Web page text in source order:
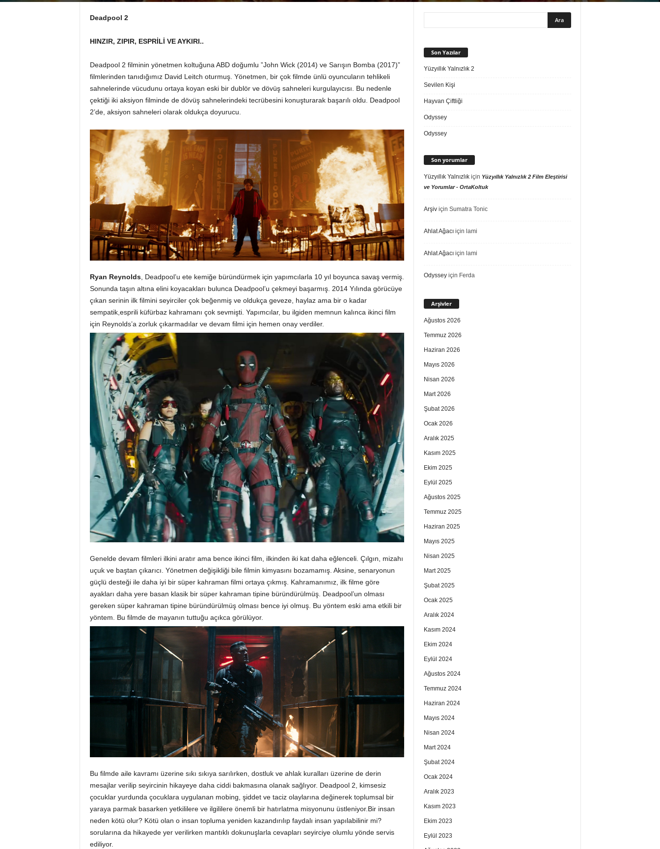
Deadpool 2
HINZIR, ZIPIR, ESPRİLİ VE AYKIRI..
Deadpool 2 filminin yönetmen koltuğuna ABD doğumlu ”John Wick (2014) ve Sarışın Bomba (2017)”
filmlerinden tanıdığımız David Leitch oturmuş. Yönetmen, bir çok filmde ünlü oyuncuların tehlikeli
sahnelerinde vücudunu ortaya koyan eski bir dublör ve dövüş sahneleri kurgulayıcısı. Bu nedenle
çektiği iki aksiyon filminde de dövüş sahnelerindeki tecrübesini konuşturarak başarılı oldu. Deadpool
2’de, aksiyon sahneleri olarak oldukça doyurucu.
Ryan Reynolds, Deadpool’u ete kemiğe büründürmek için yapımcılarla 10 yıl boyunca savaş vermiş.
Sonunda taşın altına elini koyacakları bulunca Deadpool’u çekmeyi başarmış. 2014 Yılında görücüye
çıkan serinin ilk filmini seyirciler çok beğenmiş ve oldukça geveze, haylaz ama bir o kadar
sempatik,esprili küfürbaz kahramanı çok sevmişti. Yapımcılar, bu ilgiden memnun kalınca ikinci film
için Reynolds’a zorluk çıkarmadılar ve devam filmi için hemen onay verdiler.
Genelde devam filmleri ilkini aratır ama bence ikinci film, ilkinden iki kat daha eğlenceli. Çılgın, mizahı
uçuk ve baştan çıkarıcı. Yönetmen değişikliği bile filmin kimyasını bozamamış. Aksine, senaryonun
güçlü desteği ile daha iyi bir süper kahraman filmi ortaya çıkmış. Kahramanımız, ilk filme göre
ayakları daha yere basan klasik bir süper kahraman tipine büründürülmüş. Deadpool’un olması
gereken süper kahraman tipine büründürülmüş olması bence iyi olmuş. Bu yöntem eski ama etkili bir
yöntem. Bu filmde de mayanın tuttuğu açıkca görülüyor.
Bu filmde aile kavramı üzerine sıkı sıkıya sarılırken, dostluk ve ahlak kuralları üzerine de derin
mesajlar verilip seyircinin hikayeye daha ciddi bakmasına olanak sağlıyor. Deadpool 2, kimsesiz
çocuklar yurdunda çocuklara uygulanan mobing, şiddet ve taciz olaylarına değinerek toplumsal bir
yaraya parmak basarken yetkililere ve ilgililere önemli bir hatırlatma misyonunu üstleniyor.Bir insan
neden kötü olur? Kötü olan o insan topluma yeniden kazandırılıp faydalı insan yapılabilinir mi?
sorularına da hikayede yer verilirken mantıklı dokunuşlarla cevapları seyirciye olumlu yönde servis
ediliyor.
Son Yazılar
Yüzyıllık Yalnızlık 2
Sevilen Kişi
Hayvan Çiftliği
Odyssey
Odyssey
Son yorumlar
Yüzyıllık Yalnızlıkiçin Yüzyıllık Yalnızlık 2 Film Eleştirisi
ve Yorumlar - OrtaKoltuk
Arşiviçin Sumatra Tonic
Ahlat Ağacıiçin lami
Ahlat Ağacıiçin lami
Odysseyiçin Ferda
Arşivler
Ağustos 2026
Temmuz 2026
Haziran 2026
Mayıs 2026
Nisan 2026
Mart 2026
Şubat 2026
Ocak 2026
Aralık 2025
Kasım 2025
Ekim 2025
Eylül 2025
Ağustos 2025
Temmuz 2025
Haziran 2025
Mayıs 2025
Nisan 2025
Mart 2025
Şubat 2025
Ocak 2025
Aralık 2024
Kasım 2024
Ekim 2024
Eylül 2024
Ağustos 2024
Temmuz 2024
Haziran 2024
Mayıs 2024
Nisan 2024
Mart 2024
Şubat 2024
Ocak 2024
Aralık 2023
Kasım 2023
Ekim 2023
Eylül 2023